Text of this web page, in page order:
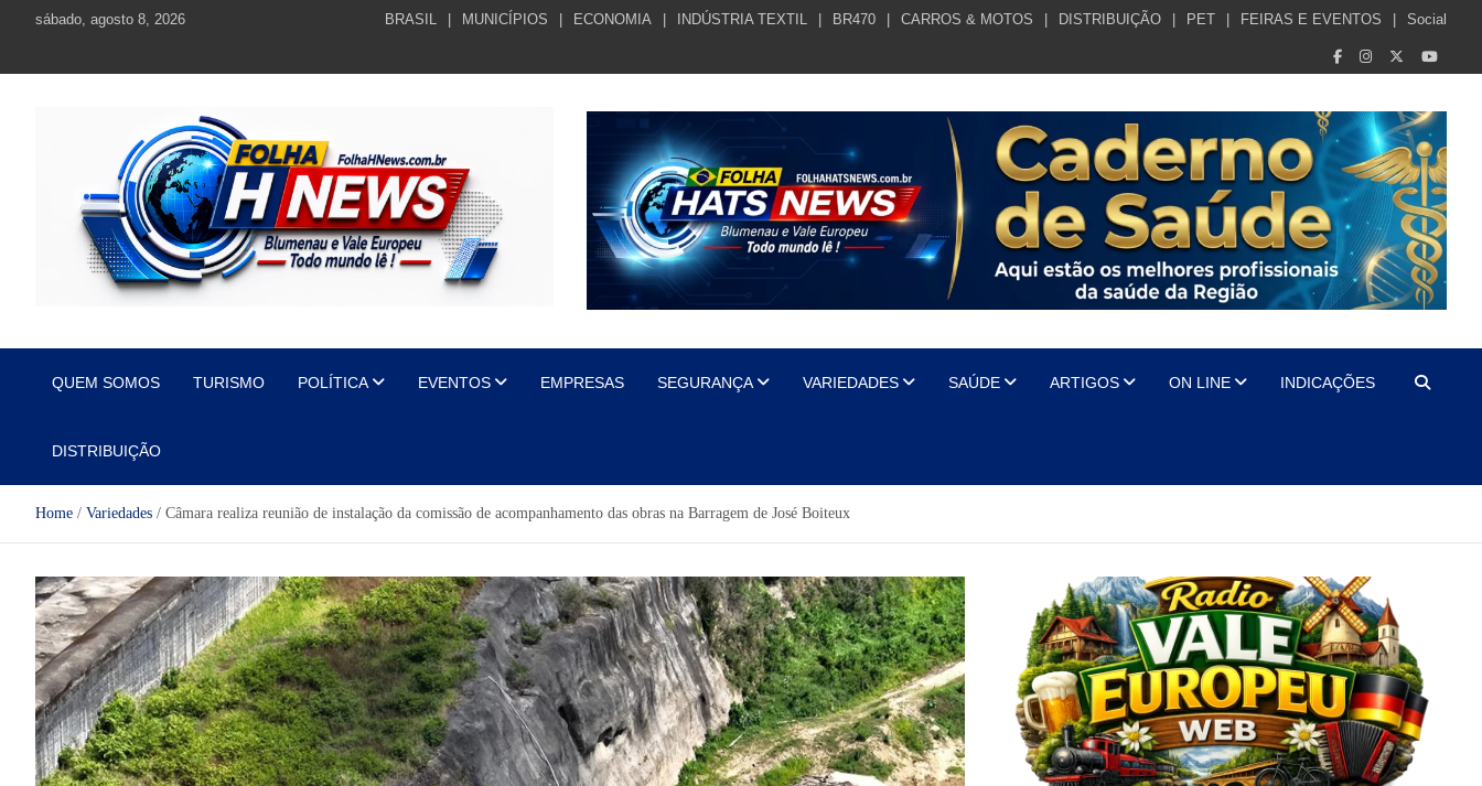
sábado, agosto 8, 2026 BRASIL MUNICÍPIOS ECONOMIA INDÚSTRIA TEXTIL BR470 CARROS & MOTOS DISTRIBUIÇÃO PET FEIRAS E EVENTOS Social
QUEM SOMOS TURISMO POLÍTICA EVENTOS EMPRESAS SEGURANÇA VARIEDADES SAÚDE ARTIGOS ON LINE INDICAÇÕES
DISTRIBUIÇÃO
Home Variedades Câmara realiza reunião de instalação da comissão de acompanhamento das obras na Barragem de José Boiteux